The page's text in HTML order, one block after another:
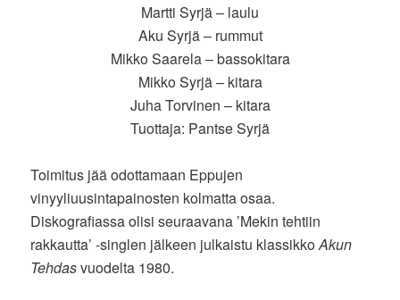
Martti Syrjä – laulu
Aku Syrjä – rummut
Mikko Saarela – bassokitara
Mikko Syrjä – kitara
Juha Torvinen – kitara
Tuottaja: Pantse Syrjä
Toimitus jää odottamaan Eppujen
vinyyliuusintapainosten kolmatta osaa.
Diskografiassa olisi seuraavana ’Mekin tehtiin
rakkautta’ -singlen jälkeen julkaistu klassikkoAkun
Tehdasvuodelta 1980.